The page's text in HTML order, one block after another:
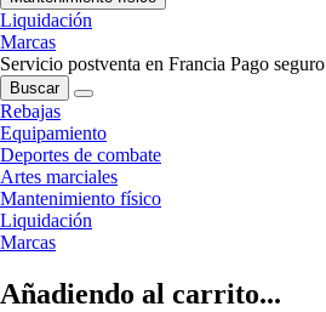
Liquidación
Marcas
Servicio postventa en Francia Pago seguro
Buscar
Rebajas
Equipamiento
Deportes de combate
Artes marciales
Mantenimiento físico
Liquidación
Marcas
Añadiendo al carrito...